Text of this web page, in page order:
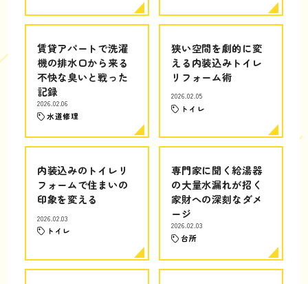
賃貸アパートで洗濯
機の排水口から来る
不快な臭いと戦った
記録
2026.02.06
水道修理
狭い空間を劇的に変
える内装込みトイレ
リフォーム術
2026.02.05
トイレ
内装込みのトイレリ
フォームで住まいの
印象を変える
2026.02.03
トイレ
専門家に聞く給湯器
の大量水漏れが招く
家財への深刻なダメ
ージ
2026.02.03
台所